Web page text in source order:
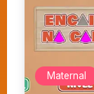
Maternal